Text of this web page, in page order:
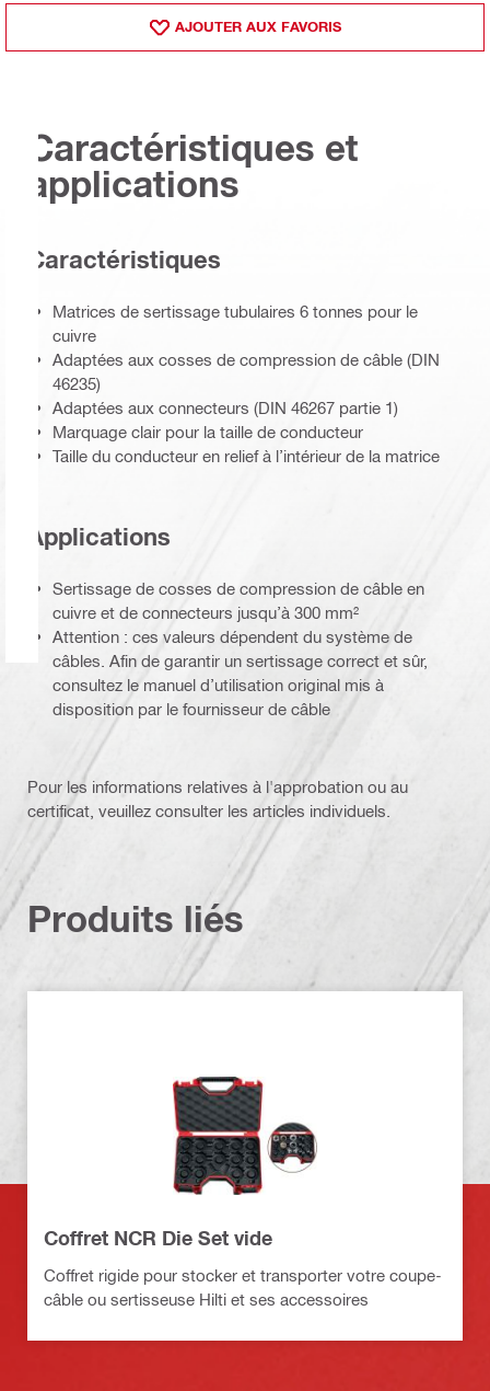
AJOUTER AUX FAVORIS
Caractéristiques et
applications
Caractéristiques
Matrices de sertissage tubulaires 6 tonnes pour le
cuivre
Adaptées aux cosses de compression de câble (DIN
46235)
Adaptées aux connecteurs (DIN 46267 partie 1)
Marquage clair pour la taille de conducteur
Taille du conducteur en relief à l’intérieur de la matrice
Applications
Sertissage de cosses de compression de câble en
cuivre et de connecteurs jusqu’à 300 mm²
Attention : ces valeurs dépendent du système de
câbles. Afin de garantir un sertissage correct et sûr,
consultez le manuel d’utilisation original mis à
disposition par le fournisseur de câble
Pour les informations relatives à l'approbation ou au
certificat, veuillez consulter les articles individuels.
Produits liés
Coffret NCR Die Set vide
Coffret rigide pour stocker et transporter votre coupe-
câble ou sertisseuse Hilti et ses accessoires